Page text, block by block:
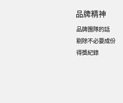
品牌精神
品牌團隊的話
剔除不必要成份
得獎紀錄